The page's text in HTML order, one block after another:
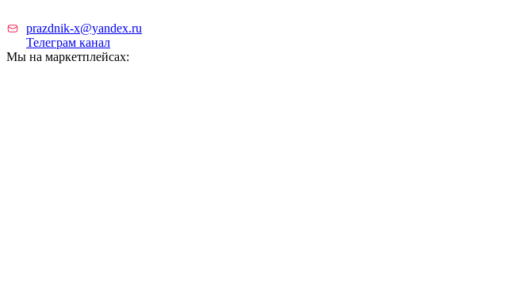
prazdnik-x@yandex.ru
Телеграм канал
Мы на маркетплейсах: